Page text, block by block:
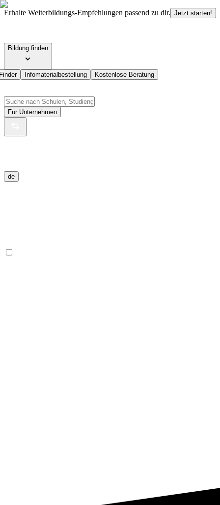
Erhalte Weiterbildungs-Empfehlungen passend zu dir. Jetzt starten!
Bildung finden
Infomaterialbestellung Kostenlose Beratung
Für Unternehmen
de